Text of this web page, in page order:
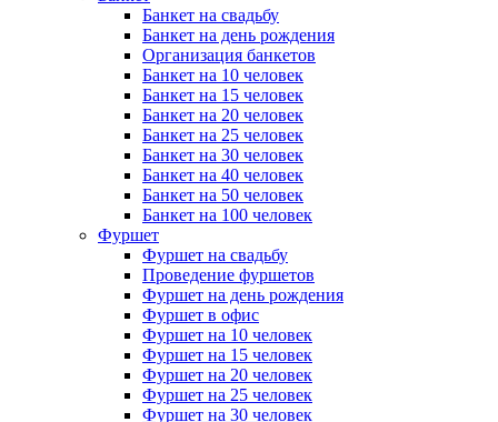
Банкет на свадьбу
Банкет на день рождения
Организация банкетов
Банкет на 10 человек
Банкет на 15 человек
Банкет на 20 человек
Банкет на 25 человек
Банкет на 30 человек
Банкет на 40 человек
Банкет на 50 человек
Банкет на 100 человек
Фуршет
Фуршет на свадьбу
Проведение фуршетов
Фуршет на день рождения
Фуршет в офис
Фуршет на 10 человек
Фуршет на 15 человек
Фуршет на 20 человек
Фуршет на 25 человек
Фуршет на 30 человек